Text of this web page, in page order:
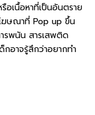
อเนื้อหาที่เป็นอันตราย
โฆษณาที่ Pop up ขึ้น
ารพนัน สารเสพติด
กอาจรู้สึกว่าอยากทำ